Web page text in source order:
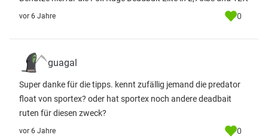
vor 6 Jahre 0
guagal
Super danke für die tipps. kennt zufällig jemand die predator
float von sportex? oder hat sportex noch andere deadbait
ruten für diesen zweck?
vor 6 Jahre 0